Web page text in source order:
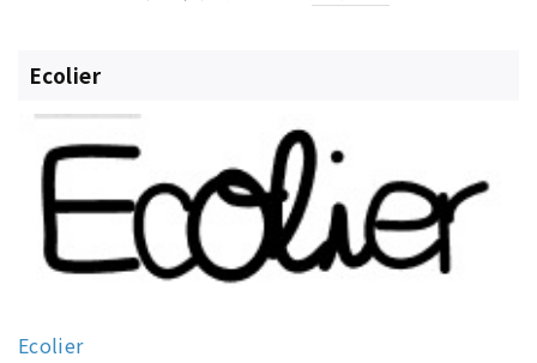
Ecolier
Ecolier